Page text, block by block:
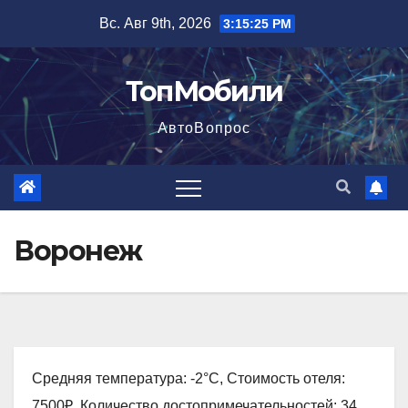
содержимому
Вс. Авг 9th, 2026 3:15:26 PM
ТопМобили
АвтоВопрос
Воронеж
Средняя температура: -2°C, Стоимость отеля: